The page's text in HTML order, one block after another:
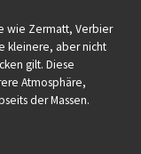
wie Zermatt, Verbier
kleinere, aber nicht
gilt. Diese
Atmosphäre,
der Massen.